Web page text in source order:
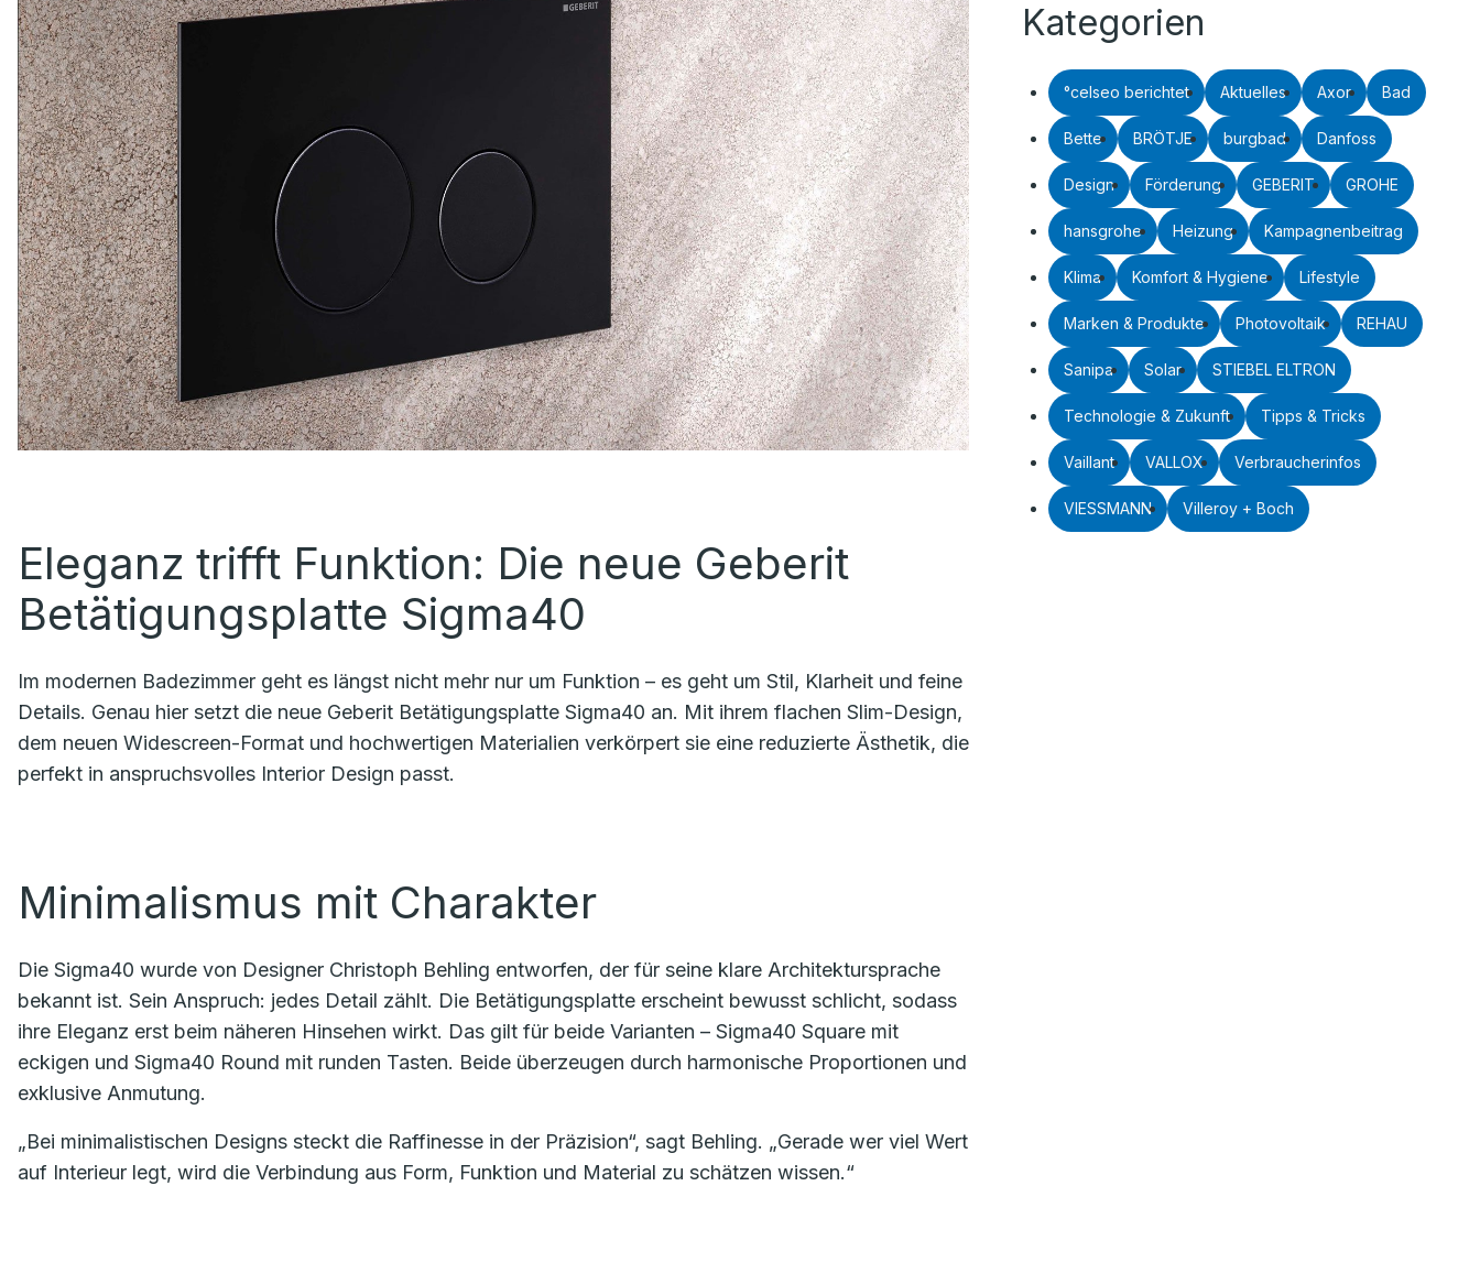
Eleganz trifft Funktion: Die neue Geberit
Betätigungsplatte Sigma40
Im modernen Badezimmer geht es längst nicht mehr nur um Funktion – es geht um Stil, Klarheit und feine
Details. Genau hier setzt die neue Geberit Betätigungsplatte Sigma40 an. Mit ihrem flachen Slim-Design,
dem neuen Widescreen-Format und hochwertigen Materialien verkörpert sie eine reduzierte Ästhetik, die
perfekt in anspruchsvolles Interior Design passt.
Minimalismus mit Charakter
Die Sigma40 wurde von Designer Christoph Behling entworfen, der für seine klare Architektursprache
bekannt ist. Sein Anspruch: jedes Detail zählt. Die Betätigungsplatte erscheint bewusst schlicht, sodass
ihre Eleganz erst beim näheren Hinsehen wirkt. Das gilt für beide Varianten – Sigma40 Square mit
eckigen und Sigma40 Round mit runden Tasten. Beide überzeugen durch harmonische Proportionen und
exklusive Anmutung.
„Bei minimalistischen Designs steckt die Raffinesse in der Präzision“, sagt Behling. „Gerade wer viel Wert
auf Interieur legt, wird die Verbindung aus Form, Funktion und Material zu schätzen wissen.“
Kategorien
°celseo berichtet Aktuelles Axor Bad
Bette BRÖTJE burgbad Danfoss
Design Förderung GEBERIT GROHE
hansgrohe Heizung Kampagnenbeitrag
Klima Komfort & Hygiene Lifestyle
Marken & Produkte Photovoltaik REHAU
Sanipa Solar STIEBEL ELTRON
Technologie & Zukunft Tipps & Tricks
Vaillant VALLOX Verbraucherinfos
VIESSMANN Villeroy + Boch